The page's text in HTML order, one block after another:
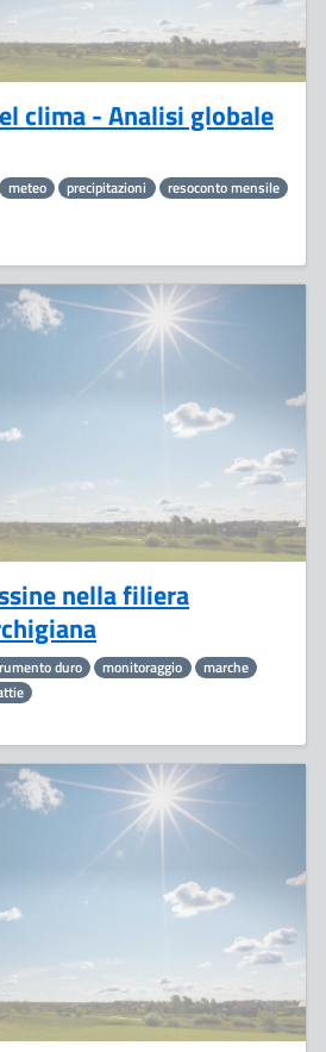
clima - Analisi globale
meteo precipitazioni
resoconto mensile
nella filiera
duro monitoraggio
marche